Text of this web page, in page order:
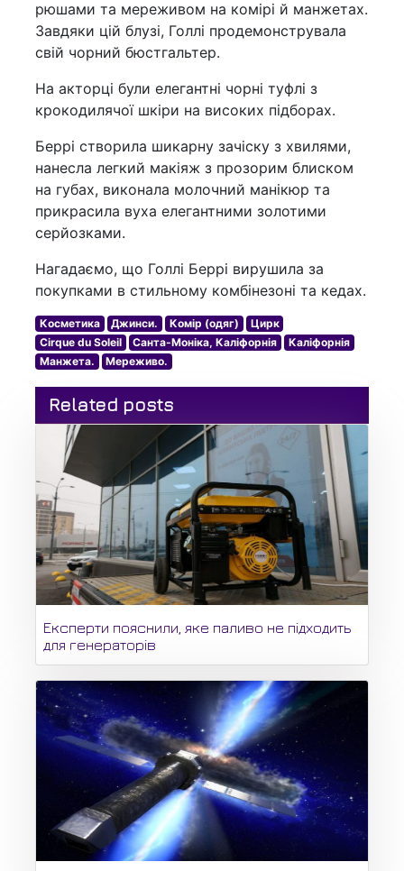
рюшами та мереживом на комірі й манжетах.
Завдяки цій блузі, Голлі продемонструвала
свій чорний бюстгальтер.
На акторці були елегантні чорні туфлі з
крокодилячої шкіри на високих підборах.
Беррі створила шикарну зачіску з хвилями,
нанесла легкий макіяж з прозорим блиском
на губах, виконала молочний манікюр та
прикрасила вуха елегантними золотими
серйозками.
Нагадаємо, що Голлі Беррі вирушила за
покупками в стильному комбінезоні та кедах.
Косметика Джинси. Комір (одяг)
Цирк
Cirque du Soleil
Санта-Моніка, Каліфорнія
Каліфорнія
Манжета.
Мереживо.
Related posts
Експерти пояснили, яке паливо не підходить
для генераторів